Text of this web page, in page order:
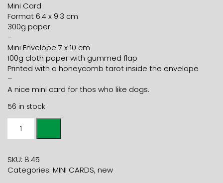
Mini Card
Format 6.4 x 9.3 cm
300g paper
–
Mini Envelope 7 x 10 cm
100g cloth paper with gummed flap
Printed with a honeycomb tarot inside the envelope
–
A nice mini card for thos who like dogs.
56 in stock
card
blue
sea
SKU: 8.45
Categories: MINI CARDS, new